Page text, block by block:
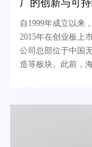
厂的创新与可
自1999年成立以来
2015年在创业板上
公司总部位于中国
造等板块。此前，